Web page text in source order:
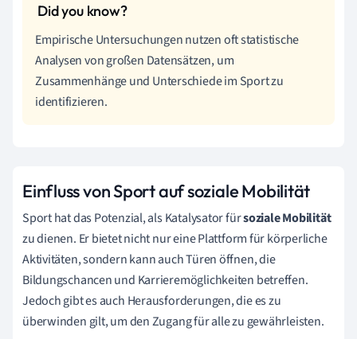
Empirische Untersuchungen nutzen oft statistische
Analysen von großen Datensätzen, um
Zusammenhänge und Unterschiede im Sport zu
identifizieren.
Einfluss von Sport auf soziale Mobilität
Sport hat das Potenzial, als Katalysator fürsoziale Mobilität
zu dienen. Er bietet nicht nur eine Plattform für körperliche
Aktivitäten, sondern kann auch Türen öffnen, die
Bildungschancen und Karrieremöglichkeiten betreffen.
Jedoch gibt es auch Herausforderungen, die es zu
überwinden gilt, um den Zugang für alle zu gewährleisten.